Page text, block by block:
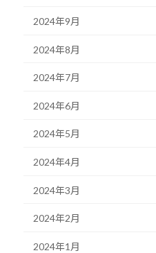
2024年9月
2024年8月
2024年7月
2024年6月
2024年5月
2024年4月
2024年3月
2024年2月
2024年1月